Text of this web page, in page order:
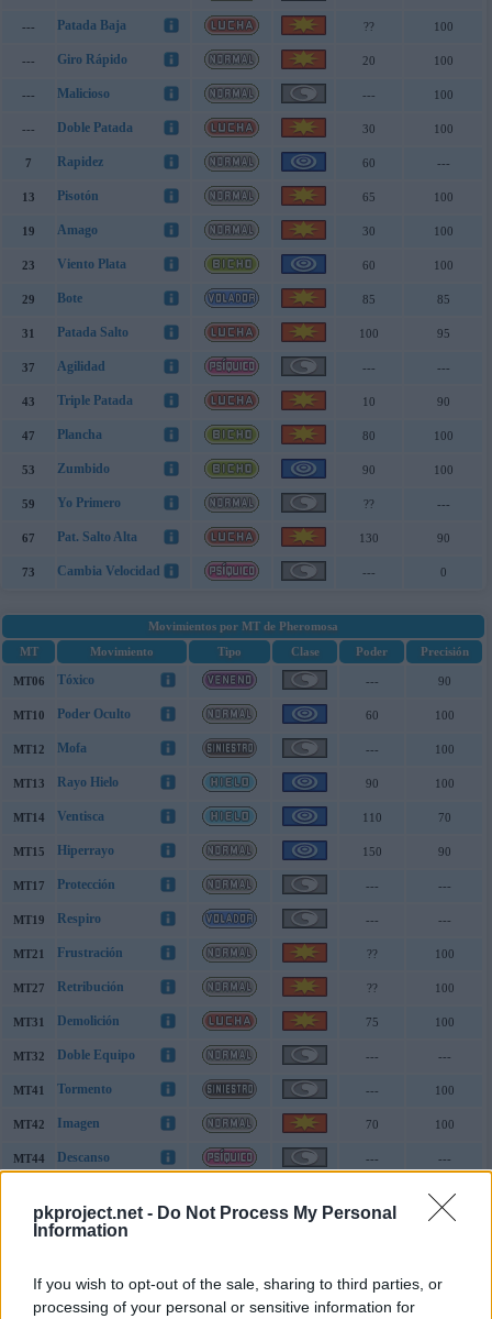
pkproject.net - Do Not Process My Personal
Information
If you wish to opt-out of the sale, sharing to third parties, or
processing of your personal or sensitive information for
--- Patada Baja ?? 100
--- Giro Rápido 20 100
--- Malicioso --- 100
--- Doble Patada 30 100
7 Rapidez 60 ---
13 Pisotón 65 100
19 Amago 30 100
23 Viento Plata 60 100
29 Bote 85 85
31 Patada Salto 100 95
37 Agilidad --- ---
43 Triple Patada 10 90
47 Plancha 80 100
53 Zumbido 90 100
59 Yo Primero ?? ---
67 Pat. Salto Alta 130 90
73 Cambia Velocidad --- 0
Movimientos por MT de Pheromosa
MT
Movimiento Tipo Clase Poder Precisión
MT06 Tóxico --- 90
MT10 Poder Oculto 60 100
MT12 Mofa --- 100
MT13 Rayo Hielo 90 100
MT14 Ventisca 110 70
MT15 Hiperrayo 150 90
MT17 Protección --- ---
MT19 Respiro --- ---
MT21 Frustración ?? 100
MT27 Retribución ?? 100
MT31 Demolición 75 100
MT32 Doble Equipo --- ---
MT41 Tormento --- 100
MT42 Imagen 70 100
MT44 Descanso --- ---
100
MT48 Canon
Onda Certera 120